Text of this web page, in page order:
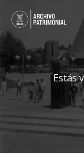
Estás